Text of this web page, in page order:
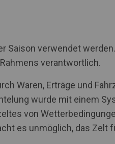
Saison verwendet
verantwortlich.
Waren, Erträge und
wurde mit einem
von
es unmöglich, das Zelt